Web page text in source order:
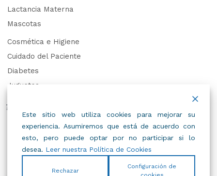
Lactancia Materna
Mascotas
Cosmética e Higiene
Cuidado del Paciente
Diabetes
Juguetes
Trabaja con Nosotros
Este sitio web utiliza cookies para mejorar su
experiencia. Asumiremos que está de acuerdo con
esto, pero puede optar por no participar si lo
desea. Leer nuestra Política de Cookies
Rechazar
Configuración de